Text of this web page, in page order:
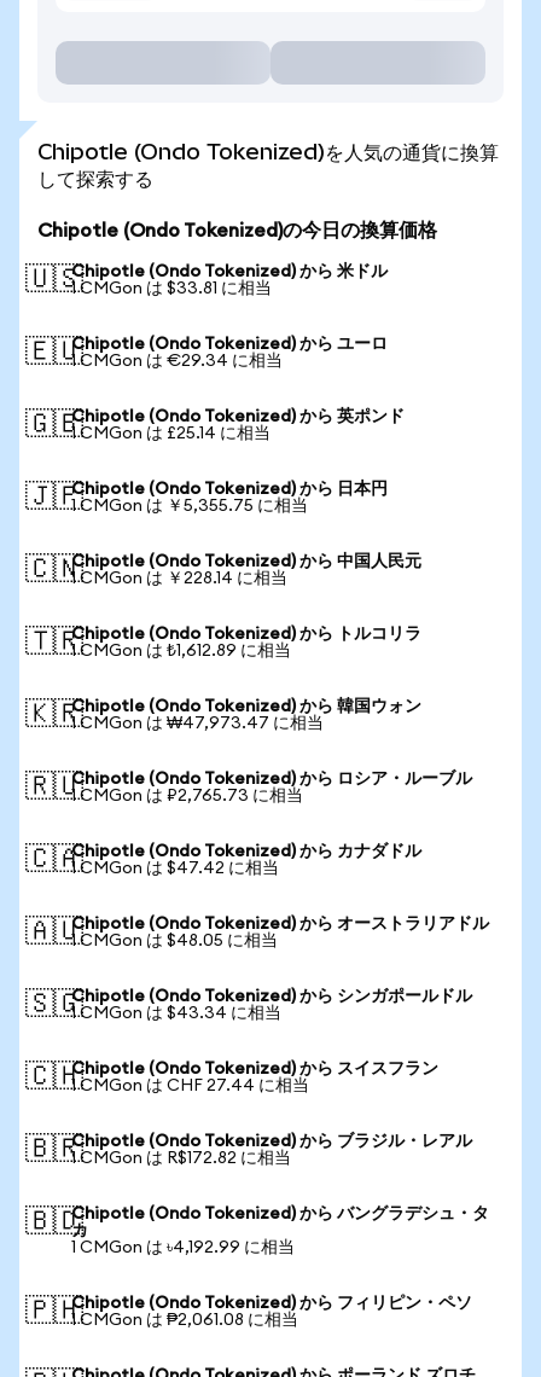
Chipotle (Ondo Tokenized)を人気の通貨に換算
して探索する
Chipotle (Ondo Tokenized)の今日の換算価格
🇺🇸Chipotle (Ondo Tokenized) から 米ドル
1 CMGon は $33.81 に相当
🇪🇺Chipotle (Ondo Tokenized) から ユーロ
1 CMGon は €29.34 に相当
🇬🇧Chipotle (Ondo Tokenized) から 英ポンド
1 CMGon は £25.14 に相当
🇯🇵Chipotle (Ondo Tokenized) から 日本円
1 CMGon は ￥5,355.75 に相当
🇨🇳Chipotle (Ondo Tokenized) から 中国人民元
1 CMGon は ￥228.14 に相当
🇹🇷Chipotle (Ondo Tokenized) から トルコリラ
1 CMGon は ₺1,612.89 に相当
🇰🇷Chipotle (Ondo Tokenized) から 韓国ウォン
1 CMGon は ₩47,973.47 に相当
🇷🇺Chipotle (Ondo Tokenized) から ロシア・ルーブル
1 CMGon は ₽2,765.73 に相当
🇨🇦Chipotle (Ondo Tokenized) から カナダドル
1 CMGon は $47.42 に相当
🇦🇺Chipotle (Ondo Tokenized) から オーストラリアドル
1 CMGon は $48.05 に相当
🇸🇬Chipotle (Ondo Tokenized) から シンガポールドル
1 CMGon は $43.34 に相当
🇨🇭Chipotle (Ondo Tokenized) から スイスフラン
1 CMGon は CHF 27.44 に相当
🇧🇷Chipotle (Ondo Tokenized) から ブラジル・レアル
1 CMGon は R$172.82 に相当
🇧🇩Chipotle (Ondo Tokenized) から バングラデシュ・タ
カ
1 CMGon は ৳4,192.99 に相当
🇵🇭Chipotle (Ondo Tokenized) から フィリピン・ペソ
1 CMGon は ₱2,061.08 に相当